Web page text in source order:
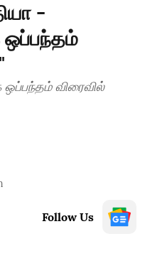
-
விரைவில்
Follow Us